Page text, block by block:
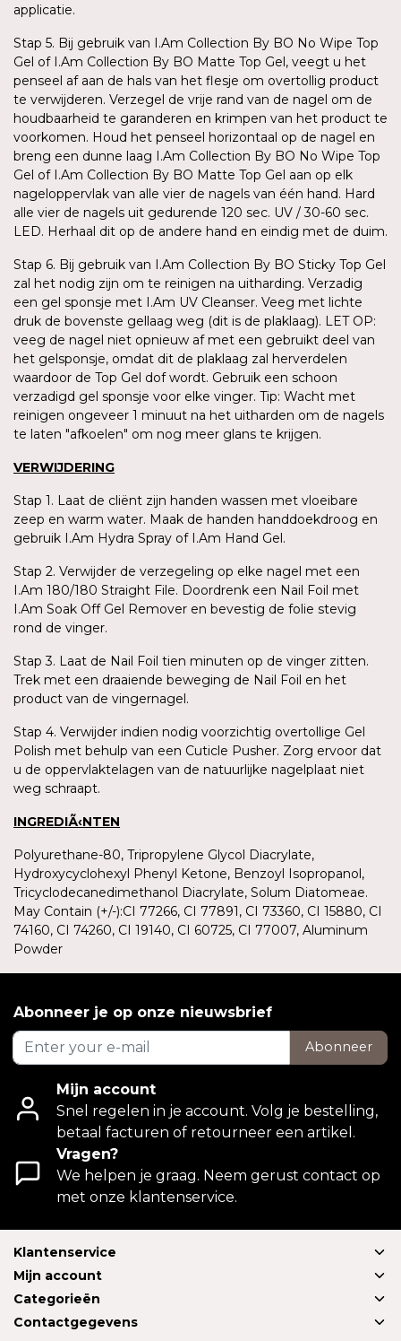
applicatie.
Stap 5. Bij gebruik van I.Am Collection By BO No Wipe Top
Gel of I.Am Collection By BO Matte Top Gel, veegt u het
penseel af aan de hals van het flesje om overtollig product
te verwijderen. Verzegel de vrije rand van de nagel om de
houdbaarheid te garanderen en krimpen van het product te
voorkomen. Houd het penseel horizontaal op de nagel en
breng een dunne laag I.Am Collection By BO No Wipe Top
Gel of I.Am Collection By BO Matte Top Gel aan op elk
nageloppervlak van alle vier de nagels van één hand. Hard
alle vier de nagels uit gedurende 120 sec. UV / 30-60 sec.
LED. Herhaal dit op de andere hand en eindig met de duim.
Stap 6. Bij gebruik van I.Am Collection By BO Sticky Top Gel
zal het nodig zijn om te reinigen na uitharding. Verzadig
een gel sponsje met I.Am UV Cleanser. Veeg met lichte
druk de bovenste gellaag weg (dit is de plaklaag). LET OP:
veeg de nagel niet opnieuw af met een gebruikt deel van
het gelsponsje, omdat dit de plaklaag zal herverdelen
waardoor de Top Gel dof wordt. Gebruik een schoon
verzadigd gel sponsje voor elke vinger. Tip: Wacht met
reinigen ongeveer 1 minuut na het uitharden om de nagels
te laten "afkoelen" om nog meer glans te krijgen.
VERWIJDERING
Stap 1. Laat de cliënt zijn handen wassen met vloeibare
zeep en warm water. Maak de handen handdoekdroog en
gebruik I.Am Hydra Spray of I.Am Hand Gel.
Stap 2. Verwijder de verzegeling op elke nagel met een
I.Am 180/180 Straight File. Doordrenk een Nail Foil met
I.Am Soak Off Gel Remover en bevestig de folie stevig
rond de vinger.
Stap 3. Laat de Nail Foil tien minuten op de vinger zitten.
Trek met een draaiende beweging de Nail Foil en het
product van de vingernagel.
Stap 4. Verwijder indien nodig voorzichtig overtollige Gel
Polish met behulp van een Cuticle Pusher. Zorg ervoor dat
u de oppervlaktelagen van de natuurlijke nagelplaat niet
weg schraapt.
INGREDIÃ‹NTEN
Polyurethane-80, Tripropylene Glycol Diacrylate,
Hydroxycyclohexyl Phenyl Ketone, Benzoyl Isopropanol,
Tricyclodecanedimethanol Diacrylate, Solum Diatomeae.
May Contain (+/-):CI 77266, CI 77891, CI 73360, CI 15880, CI
74160, CI 74260, CI 19140, CI 60725, CI 77007, Aluminum
Powder
Abonneer je op onze nieuwsbrief
Abonneer
Mijn account
Snel regelen in je account. Volg je bestelling,
betaal facturen of retourneer een artikel.
Vragen?
We helpen je graag. Neem gerust contact op
met onze klantenservice.
Klantenservice
Mijn account
Categorieën
Contactgegevens